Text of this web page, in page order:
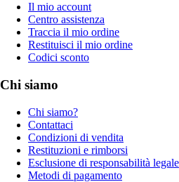
Il mio account
Centro assistenza
Traccia il mio ordine
Restituisci il mio ordine
Codici sconto
Chi siamo
Chi siamo?
Contattaci
Condizioni di vendita
Restituzioni e rimborsi
Esclusione di responsabilità legale
Metodi di pagamento